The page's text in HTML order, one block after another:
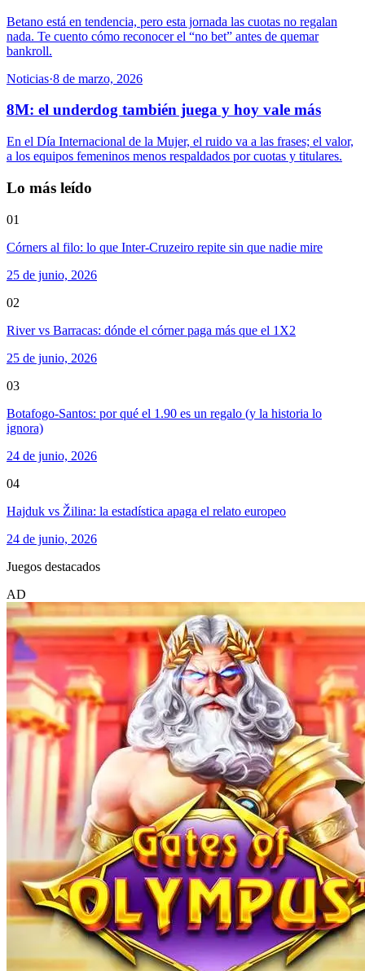
Betano está en tendencia, pero esta jornada las cuotas no regalan
nada. Te cuento cómo reconocer el “no bet” antes de quemar
bankroll.
Noticias·8 de marzo, 2026
8M: el underdog también juega y hoy vale más
En el Día Internacional de la Mujer, el ruido va a las frases; el valor,
a los equipos femeninos menos respaldados por cuotas y titulares.
Lo más leído
01
Córners al filo: lo que Inter-Cruzeiro repite sin que nadie mire
25 de junio, 2026
02
River vs Barracas: dónde el córner paga más que el 1X2
25 de junio, 2026
03
Botafogo-Santos: por qué el 1.90 es un regalo (y la historia lo
ignora)
24 de junio, 2026
04
Hajduk vs Žilina: la estadística apaga el relato europeo
24 de junio, 2026
Juegos destacados
AD